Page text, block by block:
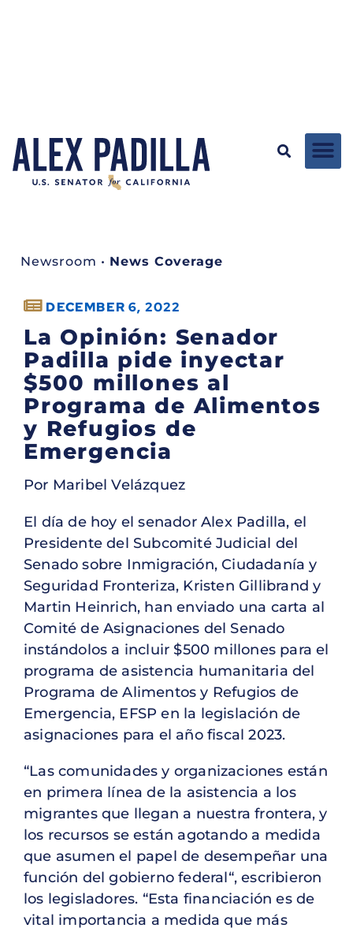
Newsroom • News Coverage
DECEMBER 6, 2022
La Opinión: Senador
Padilla pide inyectar
$500 millones al
Programa de Alimentos
y Refugios de
Emergencia
Por Maribel Velázquez
El día de hoy el senador Alex Padilla, el
Presidente del Subcomité Judicial del
Senado sobre Inmigración, Ciudadanía y
Seguridad Fronteriza, Kristen Gillibrand y
Martin Heinrich, han enviado una carta al
Comité de Asignaciones del Senado
instándolos a incluir $500 millones para el
programa de asistencia humanitaria del
Programa de Alimentos y Refugios de
Emergencia, EFSP en la legislación de
asignaciones para el año fiscal 2023.
“Las comunidades y organizaciones están
en primera línea de la asistencia a los
migrantes que llegan a nuestra frontera, y
los recursos se están agotando a medida
que asumen el papel de desempeñar una
función del gobierno federal“, escribieron
los legisladores. “Esta financiación es de
vital importancia a medida que más